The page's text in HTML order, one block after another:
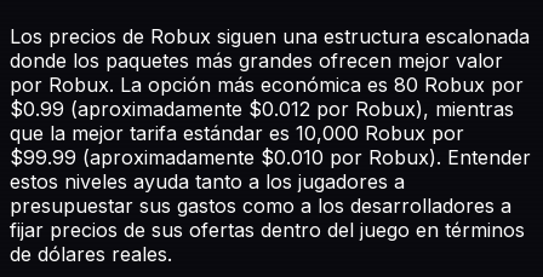
Los precios de Robux siguen una estructura escalonada
donde los paquetes más grandes ofrecen mejor valor
por Robux. La opción más económica es 80 Robux por
$0.99 (aproximadamente $0.012 por Robux), mientras
que la mejor tarifa estándar es 10,000 Robux por
$99.99 (aproximadamente $0.010 por Robux). Entender
estos niveles ayuda tanto a los jugadores a
presupuestar sus gastos como a los desarrolladores a
fijar precios de sus ofertas dentro del juego en términos
de dólares reales.